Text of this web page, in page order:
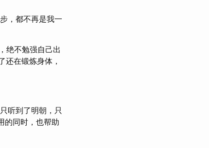
，都不再是我一
绝不勉强自己出
还在锻炼身体，
听到了明朝，只
的同时，也帮助